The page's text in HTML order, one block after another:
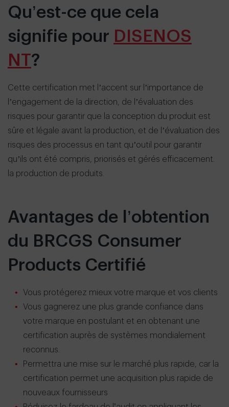
Qu’est-ce que cela
signifie pour DISENOS
NT?
Cette certification met l’accent sur l’importance de
l’engagement de la direction, de l’évaluation des
risques pour garantir que la conception du produit est
sûre et légale avant la production, et de l’évaluation des
risques des processus en tant qu’outil pour garantir
qu’ils ont été compris, priorisés et gérés efficacement.
la production de produits.
Avantages de l’obtention
du BRCGS Consumer
Products Certifié
Vous protégerez mieux votre marque et vos clients
Vous gagnerez une plus grande confiance dans
votre marque en postulant et en obtenant une
certification auprès de systèmes mondialement
reconnus.
Permettra une mise sur le marché plus rapide, car la
certification permet une acquisition plus rapide de
nouveaux fournisseurs